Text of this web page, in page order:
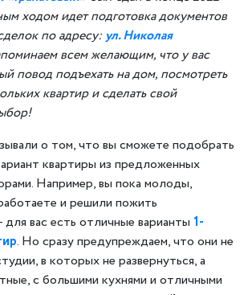
ходом идет подготовка документов
по адресу:ул. Николая
всем желающим, что у вас
повод подъехать на дом, посмотреть
квартир и сделать свой
о том, что вы сможете подобрать
квартиры из предложенных
Например, вы пока молоды,
и решили пожить
для вас есть отличные варианты 1-
. Но сразу предупреждаем, что они не
в которых не развернуться, а
с большими кухнями и отличными